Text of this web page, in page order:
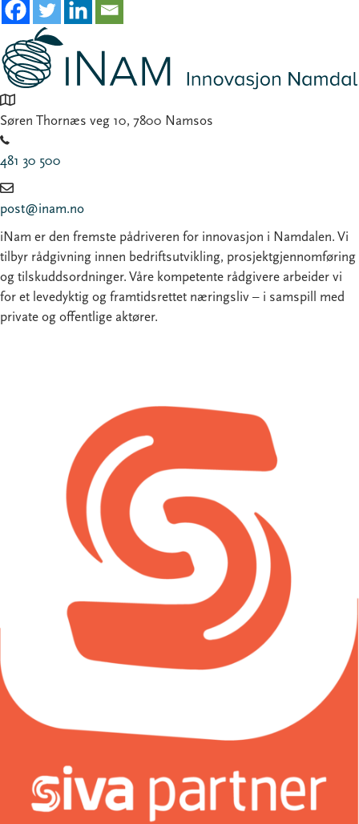
Søren Thornæs veg 10, 7800 Namsos
481 30 500
post@inam.no
iNam er den fremste pådriveren for innovasjon i Namdalen. Vi
tilbyr rådgivning innen bedriftsutvikling, prosjektgjennomføring
og tilskuddsordninger. Våre kompetente rådgivere arbeider vi
for et levedyktig og framtidsrettet næringsliv – i samspill med
private og offentlige aktører.